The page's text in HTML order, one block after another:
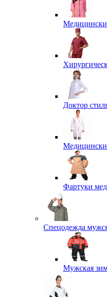
Доктор
Фартуки
Спецодежда
Мужская